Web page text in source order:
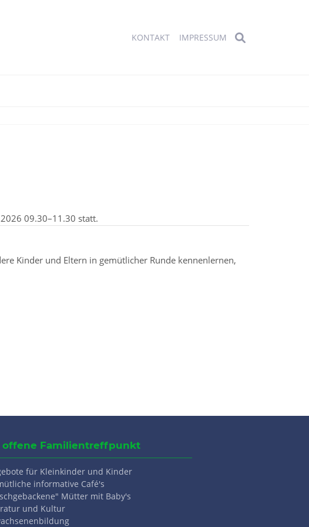
NAVIGATION
KONTAKT IMPRESSUM
09.30–11.30 statt.
Kinder und Eltern in gemütlicher Runde kennenlernen,
offene Familientreffpunkt
für Kleinkinder und Kinder
informative Café's
Mütter mit Baby's
und Kultur